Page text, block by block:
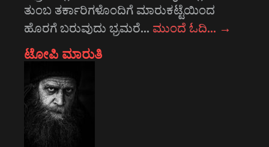
ತುಂಬ ತರ್ಕಾರಿಗಳೊಂದಿಗೆ ಮಾರುಕಟ್ಟೆಯಿಂದ
ಹೊರಗೆ ಬರುವುದು ಭ್ರಮರೆ… ಮುಂದೆ ಓದಿ… →
ಟೋಪಿ ಮಾರುತಿ